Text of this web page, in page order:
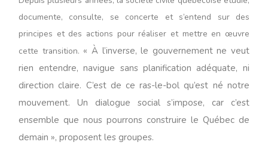
documente, consulte, se concerte et s’entend sur des
principes et des actions pour réaliser et mettre en œuvre
cette transition. « À l’inverse, le gouvernement ne veut
rien entendre, navigue sans planification adéquate, ni
direction claire. C’est de ce ras-le-bol qu’est né notre
mouvement. Un dialogue social s’impose, car c’est
ensemble que nous pourrons construire le Québec de
demain », proposent les groupes.